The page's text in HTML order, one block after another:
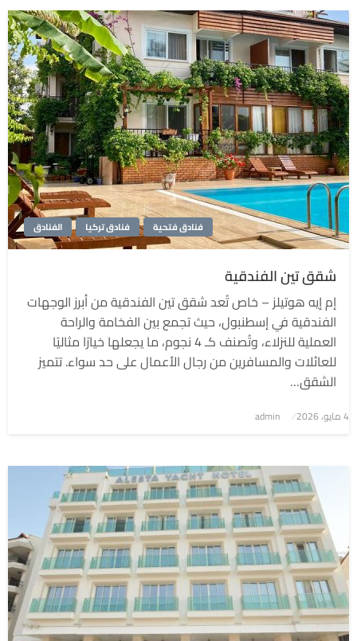
الفنادق فنادق تركيا فنادق فتحية
شقق تين الفندقية
إم إيه هوتيلز – خاص تُعد شقق تين الفندقية من أبرز الوجهات
الفندقية في إسطنبول، حيث تجمع بين الفخامة والراحة
العملية للنزلاء، وتُصنف كـ 4 نجوم، ما يجعلها خيارًا مثاليًا
للعائلات والمسافرين من رجال الأعمال على حد سواء. تتميز
الشقق…
نُشر
4 مايو، 2026 admin